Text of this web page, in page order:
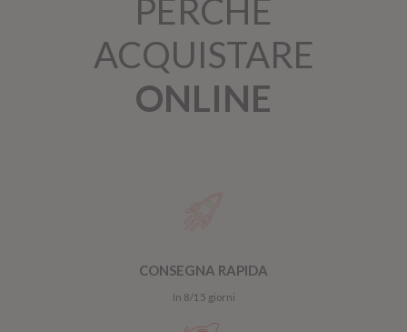
PERCHÉ
ACQUISTARE
ONLINE
CONSEGNA RAPIDA
In 8/15 giorni